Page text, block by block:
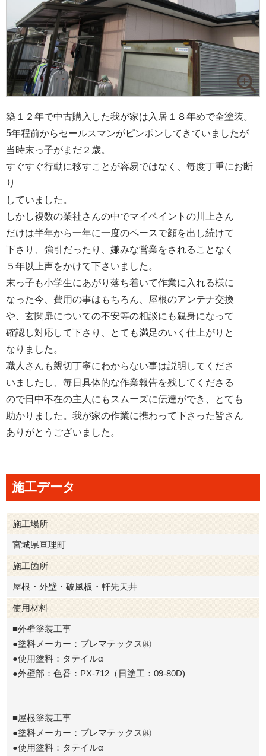
築１２年で中古購入した我が家は入居１８年めで全塗装。
5年程前からセールスマンがピンポンしてきていましたが
当時末っ子がまだ２歳。
すぐすぐ行動に移すことが容易ではなく、毎度丁重にお断
り
していました。
しかし複数の業社さんの中でマイペイントの川上さん
だけは半年から一年に一度のペースで顔を出し続けて
下さり、強引だったり、嫌みな営業をされることなく
５年以上声をかけて下さいました。
末っ子も小学生にあがり落ち着いて作業に入れる様に
なった今、費用の事はもちろん、屋根のアンテナ交換
や、玄関扉についての不安等の相談にも親身になって
確認し対応して下さり、とても満足のいく仕上がりと
なりました。
職人さんも親切丁寧にわからない事は説明してくださ
いましたし、毎日具体的な作業報告を残してくださる
ので日中不在の主人にもスムーズに伝達ができ、とても
助かりました。我が家の作業に携わって下さった皆さん
ありがとうございました。
施工データ
施工場所
宮城県亘理町
施工箇所
屋根・外壁・破風板・軒先天井
使用材料
■外壁塗装工事
●塗料メーカー：プレマテックス㈱
●使用塗料：タテイルα
●外壁部：色番：PX-712（日塗工：09-80D)
■屋根塗装工事
●塗料メーカー：プレマテックス㈱
●使用塗料：タテイルα